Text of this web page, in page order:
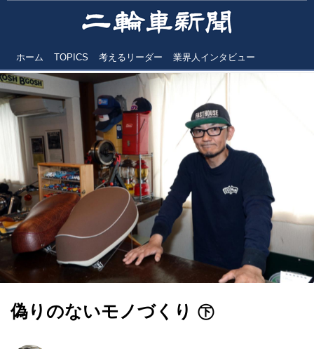
ホーム TOPICS 考えるリーダー 業界人インタビュー
偽りのないモノづくり ㊦